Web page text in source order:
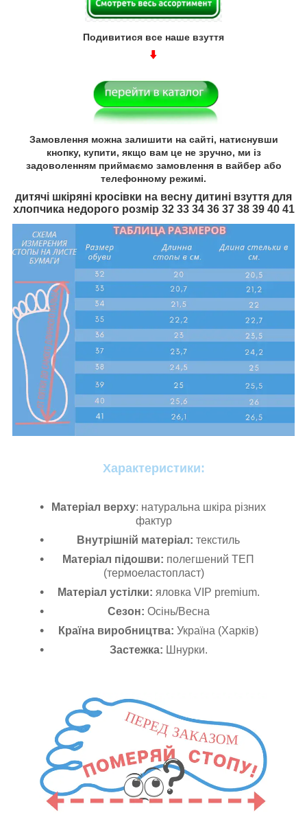
Подивитися все наше взуття
Замовлення можна залишити на сайті, натиснувши
кнопку, купити, якщо вам це не зручно, ми із
задоволенням приймаємо замовлення в вайбер або
телефонному режимі.
дитячі шкіряні кросівки на весну дитині взуття для
хлопчика недорого розмір 32 33 34 36 37 38 39 40 41
Характеристики:
Матеріал верху: натуральна шкіра різних
фактур
Внутрішній матеріал: текстиль
Матеріал підошви: полегшений ТЕП
(термоеластопласт)
Матеріал устілки: яловка VIP premium.
Сезон: Осінь/Весна
Країна виробництва: Україна (Харків)
Застежка: Шнурки.